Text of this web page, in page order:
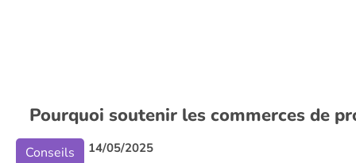
Pourquoi soutenir les commerces de
Conseils 14/05/2025